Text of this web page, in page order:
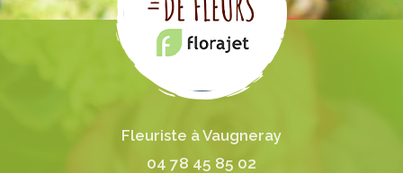
Fleuriste à Vaugneray
04 78 45 85 02